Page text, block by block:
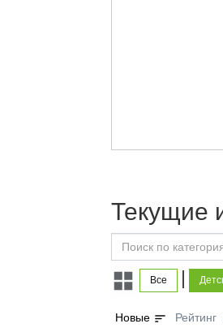
Текущие
Все |
Новые sort Рейтинг